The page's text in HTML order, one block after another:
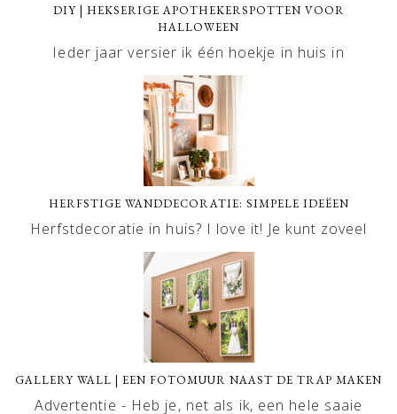
DIY | HEKSERIGE APOTHEKERSPOTTEN VOOR
HALLOWEEN
Ieder jaar versier ik één hoekje in huis in
HERFSTIGE WANDDECORATIE: SIMPELE IDEËEN
Herfstdecoratie in huis? I love it! Je kunt zoveel
GALLERY WALL | EEN FOTOMUUR NAAST DE TRAP MAKEN
Advertentie - Heb je, net als ik, een hele saaie